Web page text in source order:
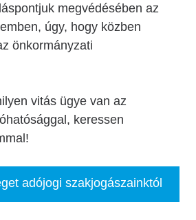
megvédésében az
úgy, hogy közben
önkormányzati
vitás ügye van az
keressen
adójogi szakjogászainktól